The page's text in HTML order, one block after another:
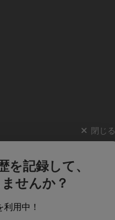
閉じる
記録して、
せんか？
用中！